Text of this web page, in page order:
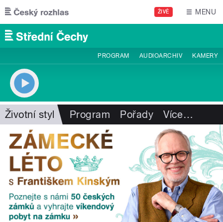
Přejít k hlavnímu obsahu
ŽIVĚ MENU
PROGRAM AUDIOARCHIV KAMERY
Životní styl Program Pořady Více…